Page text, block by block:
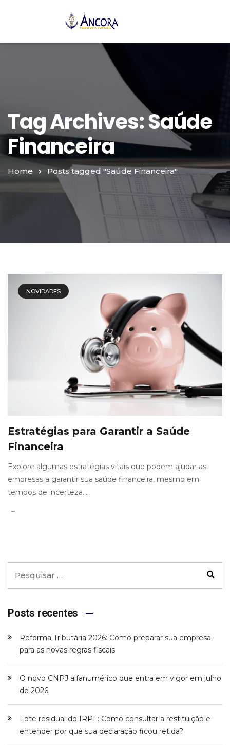
Tag Archives: Saúde
Financeira
Home Posts tagged "Saúde Financeira"
NOVIDADES
Estratégias para Garantir a Saúde
Financeira
Explore algumas estratégias vitais que podem ajudar as
empresas a garantir sua saúde financeira, mesmo em
tempos de incerteza....
Posts recentes
Reforma Tributária 2026: Como preparar sua empresa
para as novas regras fiscais
O novo CNPJ alfanumérico que entra em vigor em julho
de 2026
Lote residual do IRPF: Como consultar a restituição e
entender por que sua declaração ficou retida?